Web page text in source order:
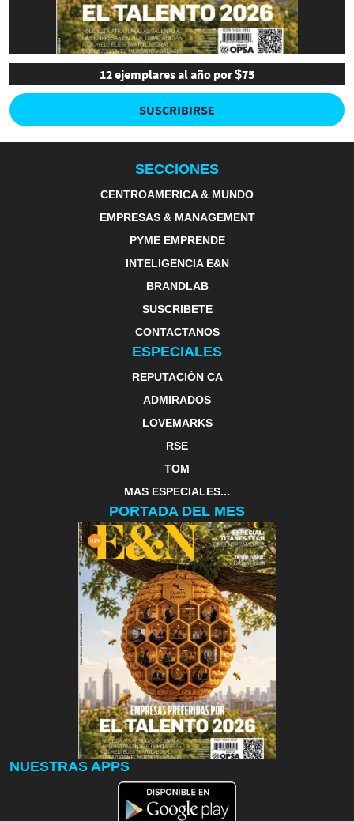
12 ejemplares al año por $75
SUSCRIBIRSE
SECCIONES
CENTROAMERICA & MUNDO
EMPRESAS & MANAGEMENT
PYME EMPRENDE
INTELIGENCIA E&N
BRANDLAB
SUSCRIBETE
CONTACTANOS
ESPECIALES
REPUTACIÓN CA
ADMIRADOS
LOVEMARKS
RSE
TOM
MAS ESPECIALES...
PORTADA DEL MES
NUESTRAS APPS